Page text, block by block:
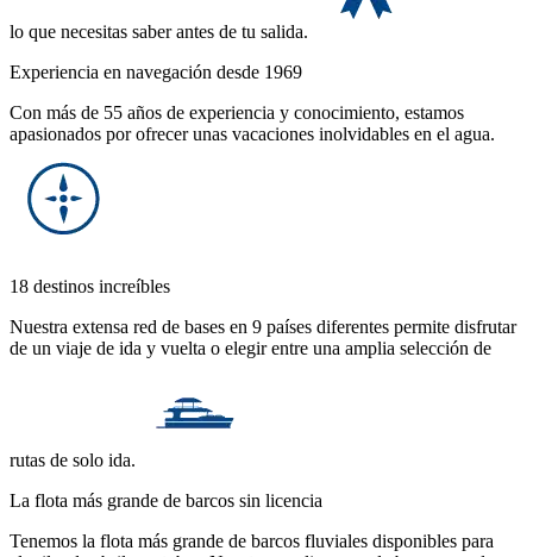
lo que necesitas saber antes de tu salida.
Experiencia en navegación desde 1969
Con más de 55 años de experiencia y conocimiento, estamos
apasionados por ofrecer unas vacaciones inolvidables en el agua.
18 destinos increíbles
Nuestra extensa red de bases en 9 países diferentes permite disfrutar
de un viaje de ida y vuelta o elegir entre una amplia selección de
rutas de solo ida.
La flota más grande de barcos sin licencia
Tenemos la flota más grande de barcos fluviales disponibles para